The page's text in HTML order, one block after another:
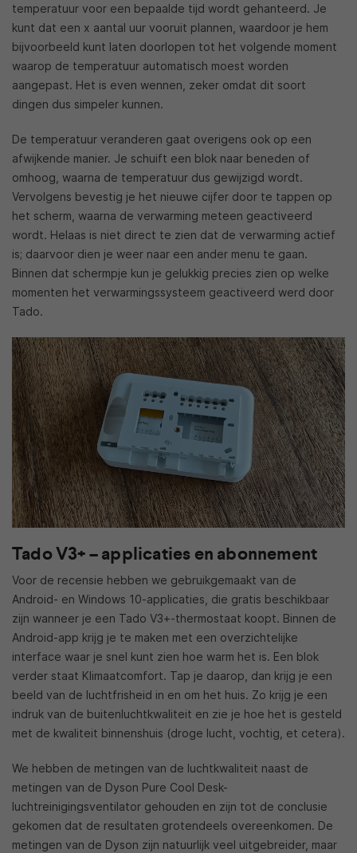
temperatuur voor een bepaalde tijd wordt gehanteerd. Je
kunt dat een x aantal uur vooruit plannen, waardoor je hem
bijvoorbeeld kunt laten doorlopen tot het volgende moment
waarop de temperatuur automatisch moest worden
aangepast. Het is even wennen, zeker omdat dit soort
dingen dus simpeler kunnen.
De temperatuur veranderen gaat overigens ook op een
afwijkende manier. Je schuift een blok naar beneden of
omhoog, waarna de temperatuur dus gewijzigd wordt.
Vervolgens bevestig je het nieuwe cijfer door te tappen op
het scherm, waarna de verwarming meteen geactiveerd
wordt. Helaas is niet direct te zien dat de verwarming actief
is; daarvoor dien je weer naar een ander menu te gaan.
Binnen dat schermpje kun je gelukkig precies zien op welke
momenten het verwarmingssysteem geactiveerd werd door
Tado.
Tado V3+ – applicaties en abonnement
Voor de recensie hebben we gebruikgemaakt van de
Android- en Windows 10-applicaties, die gratis beschikbaar
zijn wanneer je een Tado V3+-thermostaat koopt. Binnen de
Android-app krijg je te maken met een overzichtelijke
interface waar je snel kunt zien hoe warm het is. Een blok
verder staat Klimaatcomfort. Tap je daarop, dan krijg je een
beeld van de luchtfrisheid in en om het huis. Zo krijg je een
indruk van de buitenluchtkwaliteit en zie je hoe het is gesteld
met de kwaliteit binnenshuis (droge lucht, vochtig, et cetera).
We hebben de metingen van de luchtkwaliteit naast de
metingen van de Dyson Pure Cool Desk-
luchtreinigingsventilator gehouden en zijn tot de conclusie
gekomen dat de resultaten grotendeels overeenkomen. De
metingen van de Dyson zijn natuurlijk veel uitgebreider, maar